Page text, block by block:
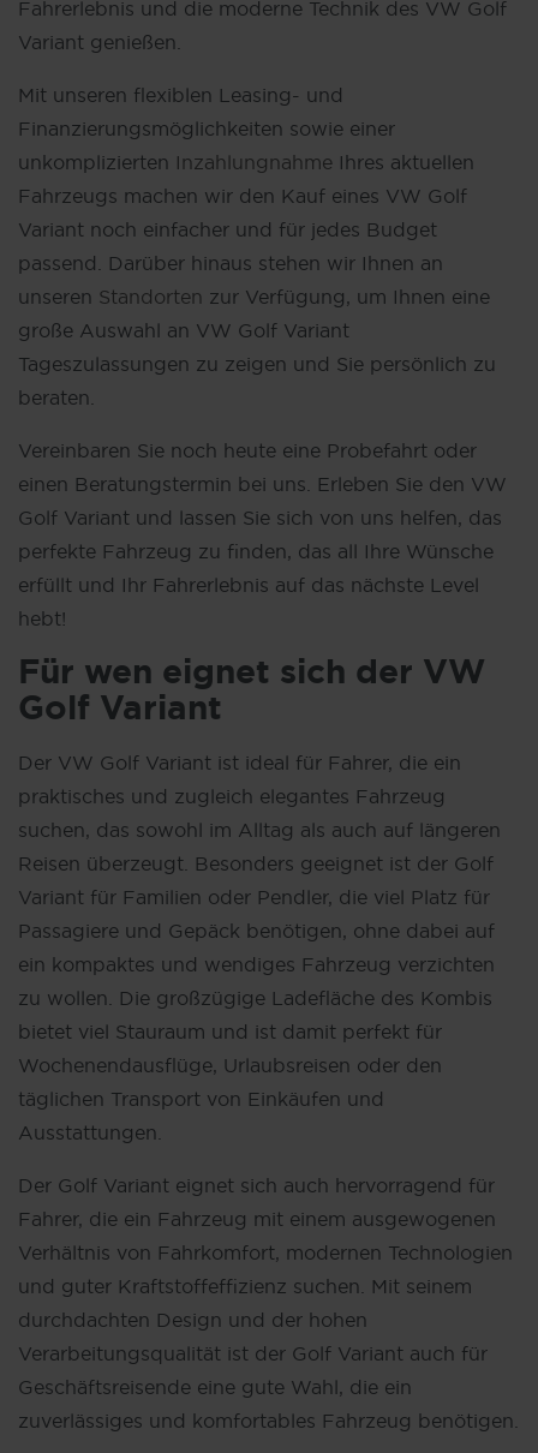
Fahrerlebnis und die moderne Technik des VW Golf
Variant genießen.
Mit unseren flexiblen Leasing- und
Finanzierungsmöglichkeiten sowie einer
unkomplizierten Inzahlungnahme Ihres aktuellen
Fahrzeugs machen wir den Kauf eines VW Golf
Variant noch einfacher und für jedes Budget
passend. Darüber hinaus stehen wir Ihnen an
unseren Standorten zur Verfügung, um Ihnen eine
große Auswahl an VW Golf Variant
Tageszulassungen zu zeigen und Sie persönlich zu
beraten.
Vereinbaren Sie noch heute eine Probefahrt oder
einen Beratungstermin bei uns. Erleben Sie den VW
Golf Variant und lassen Sie sich von uns helfen, das
perfekte Fahrzeug zu finden, das all Ihre Wünsche
erfüllt und Ihr Fahrerlebnis auf das nächste Level
hebt!
Für wen eignet sich der VW
Golf Variant
Der VW Golf Variant ist ideal für Fahrer, die ein
praktisches und zugleich elegantes Fahrzeug
suchen, das sowohl im Alltag als auch auf längeren
Reisen überzeugt. Besonders geeignet ist der Golf
Variant für Familien oder Pendler, die viel Platz für
Passagiere und Gepäck benötigen, ohne dabei auf
ein kompaktes und wendiges Fahrzeug verzichten
zu wollen. Die großzügige Ladefläche des Kombis
bietet viel Stauraum und ist damit perfekt für
Wochenendausflüge, Urlaubsreisen oder den
täglichen Transport von Einkäufen und
Ausstattungen.
Der Golf Variant eignet sich auch hervorragend für
Fahrer, die ein Fahrzeug mit einem ausgewogenen
Verhältnis von Fahrkomfort, modernen Technologien
und guter Kraftstoffeffizienz suchen. Mit seinem
durchdachten Design und der hohen
Verarbeitungsqualität ist der Golf Variant auch für
Geschäftsreisende eine gute Wahl, die ein
zuverlässiges und komfortables Fahrzeug benötigen.